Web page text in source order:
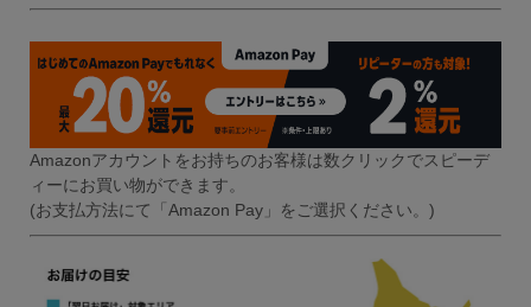
Amazonアカウントをお持ちのお客様は数クリックでスピーデ
ィーにお買い物ができます。
(お支払方法にて「Amazon Pay」をご選択ください。)